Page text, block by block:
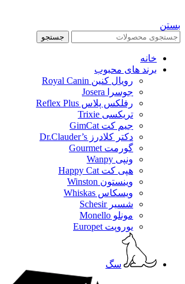
بستن
جستجو
خانه
برند های محبوب
رویال کنین Royal Canin
جوسرا Josera
رفلکس پلاس Reflex Plus
تریکسی Trixie
جیم کت GimCat
دکتر کلادرز Dr.Clauder’s
گورمت Gourmet
ونپی Wanpy
هپی کت Happy Cat
وینستون Winston
ویسکاس Whiskas
شسیر Schesir
مونلو Monello
یوروپت Europet
سگ